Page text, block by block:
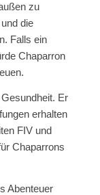
zu
die
Falls ein
Chaparron
Er
erhalten
FIV und
Chaparrons
Abenteuer